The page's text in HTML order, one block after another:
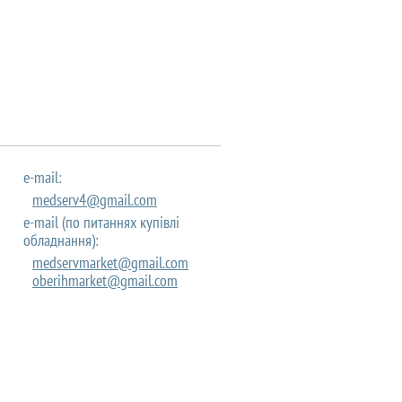
e-mail:
medserv4@gmail.com
e-mail (по питаннях купівлі
обладнання):
medservmarket@gmail.com
oberihmarket@gmail.com